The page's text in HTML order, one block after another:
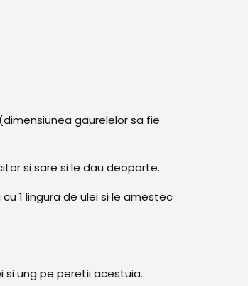
gaurelelor sa fie
si sare si le dau deoparte.
1 lingura de ulei si le amestec
si ung pe peretii acestuia.